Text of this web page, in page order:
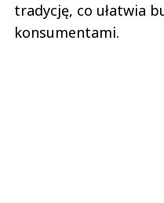
tradycję, co ułatwia
konsumentami.